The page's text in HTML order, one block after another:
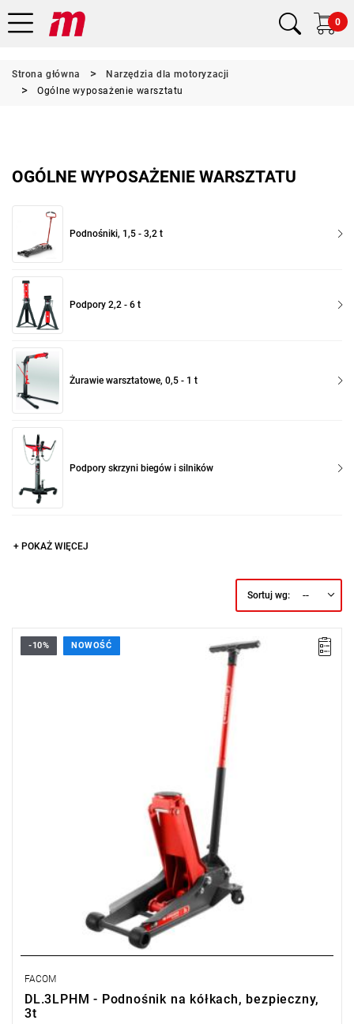
0
Strona główna
Narzędzia dla motoryzacji
Ogólne wyposażenie warsztatu
OGÓLNE WYPOSAŻENIE WARSZTATU
Podnośniki, 1,5 - 3,2 t
Podpory 2,2 - 6 t
Żurawie warsztatowe, 0,5 - 1 t
Podpory skrzyni biegów i silników
+ POKAŻ WIĘCEJ
Sortuj wg: --
-10% NOWOŚĆ
FACOM
DL.3LPHM - Podnośnik na kółkach, bezpieczny,
3t